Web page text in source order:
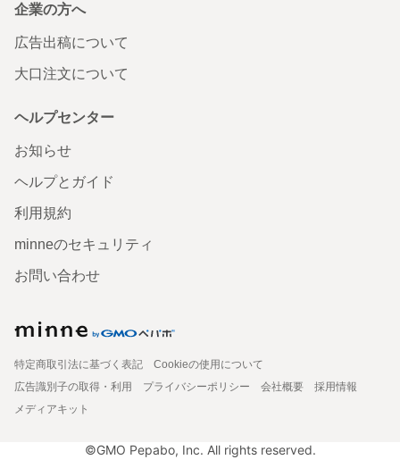
企業の方へ
広告出稿について
大口注文について
ヘルプセンター
お知らせ
ヘルプとガイド
利用規約
minneのセキュリティ
お問い合わせ
特定商取引法に基づく表記
Cookieの使用について
広告識別子の取得・利用
プライバシーポリシー 会社概要
採用情報
メディアキット
©GMO Pepabo, Inc. All rights reserved.